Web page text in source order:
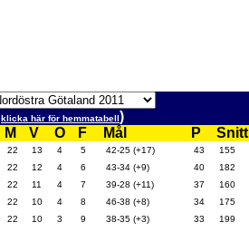
klicka här för hemmatabell)
M V O F Mål P Snitt
22 13 4 5 42-25 (+17) 43
155
22 12 4 6 43-34 (+9) 40
182
22 11 4 7 39-28 (+11) 37
160
22 10 4 8 46-38 (+8) 34
175
22 10 3 9 38-35 (+3) 33
199